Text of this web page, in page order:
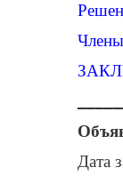
Дата